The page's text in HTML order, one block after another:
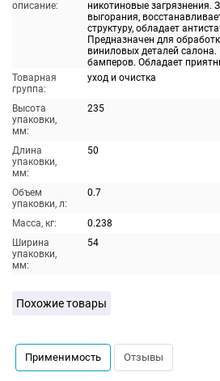
описание:
никотиновые загрязнения.
выгорания,
структуру, обладает
Предназначен для
виниловых деталей
бамперов. Обладает
Товарная
группа:
уход и очистка
Высота
упаковки,
мм:
235
Длина
упаковки,
мм:
50
Объем
упаковки, л:
0.7
Масса, кг:
0.238
Ширина
упаковки,
мм:
54
Похожие товары
Применимость Отзывы